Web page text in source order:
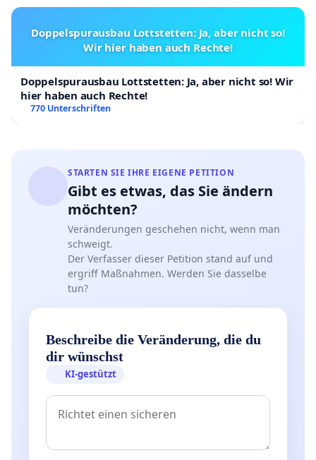
Doppelspurausbau Lottstetten: Ja, aber nicht so!
Wir hier haben auch Rechte!
Doppelspurausbau Lottstetten: Ja, aber nicht so! Wir
hier haben auch Rechte!
770 Unterschriften
STARTEN SIE IHRE EIGENE PETITION
Gibt es etwas, das Sie ändern
möchten?
Veränderungen geschehen nicht, wenn man
schweigt.
Der Verfasser dieser Petition stand auf und
ergriff Maßnahmen. Werden Sie dasselbe
tun?
Beschreibe die Veränderung, die du
dir wünschst
KI-gestützt